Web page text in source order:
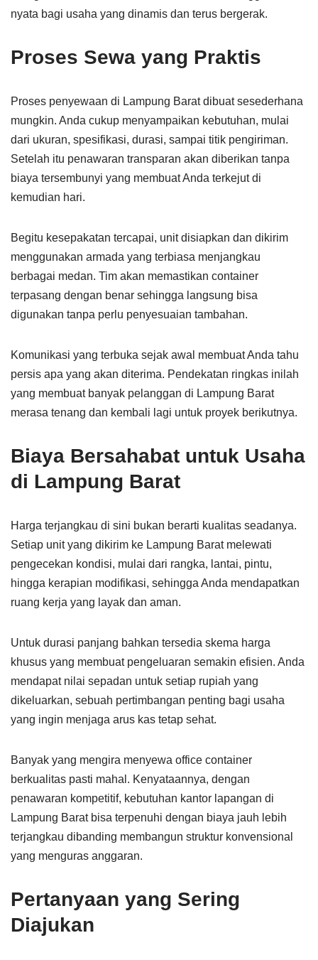
nyata bagi usaha yang dinamis dan terus bergerak.
Proses Sewa yang Praktis
Proses penyewaan di Lampung Barat dibuat sesederhana
mungkin. Anda cukup menyampaikan kebutuhan, mulai
dari ukuran, spesifikasi, durasi, sampai titik pengiriman.
Setelah itu penawaran transparan akan diberikan tanpa
biaya tersembunyi yang membuat Anda terkejut di
kemudian hari.
Begitu kesepakatan tercapai, unit disiapkan dan dikirim
menggunakan armada yang terbiasa menjangkau
berbagai medan. Tim akan memastikan container
terpasang dengan benar sehingga langsung bisa
digunakan tanpa perlu penyesuaian tambahan.
Komunikasi yang terbuka sejak awal membuat Anda tahu
persis apa yang akan diterima. Pendekatan ringkas inilah
yang membuat banyak pelanggan di Lampung Barat
merasa tenang dan kembali lagi untuk proyek berikutnya.
Biaya Bersahabat untuk Usaha
di Lampung Barat
Harga terjangkau di sini bukan berarti kualitas seadanya.
Setiap unit yang dikirim ke Lampung Barat melewati
pengecekan kondisi, mulai dari rangka, lantai, pintu,
hingga kerapian modifikasi, sehingga Anda mendapatkan
ruang kerja yang layak dan aman.
Untuk durasi panjang bahkan tersedia skema harga
khusus yang membuat pengeluaran semakin efisien. Anda
mendapat nilai sepadan untuk setiap rupiah yang
dikeluarkan, sebuah pertimbangan penting bagi usaha
yang ingin menjaga arus kas tetap sehat.
Banyak yang mengira menyewa office container
berkualitas pasti mahal. Kenyataannya, dengan
penawaran kompetitif, kebutuhan kantor lapangan di
Lampung Barat bisa terpenuhi dengan biaya jauh lebih
terjangkau dibanding membangun struktur konvensional
yang menguras anggaran.
Pertanyaan yang Sering
Diajukan